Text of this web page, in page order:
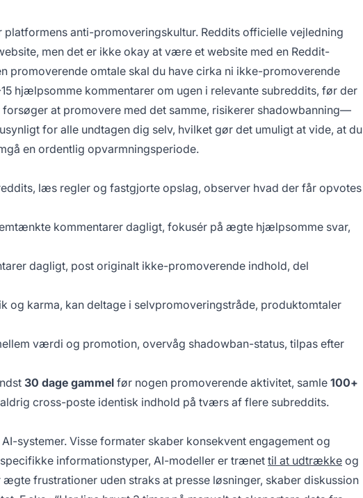
anti-promoveringskultur. Reddits officielle vejledning
men det er ikke okay at være et website med en Reddit-
promoverende omtale skal du have cirka ni ikke-promoverende
hjælpsomme kommentarer om ugen i relevante subreddits, før der
at promovere med det samme, risikerer shadowbanning—
for alle undtagen dig selv, hvilket gør det umuligt at vide, at du
en ordentlig opvarmningsperiode.
læs regler og fastgjorte opslag, observer hvad der får opvotes
kommentarer dagligt, fokusér på ægte hjælpsomme svar,
dagligt, post originalt ikke-promoverende indhold, del
og karma, kan deltage i selvpromoveringstråde, produktomtaler
værdi og promotion, overvåg shadowban-status, tilpas efter
30 dage gammel før nogen promoverende aktivitet, samle 100+
cross-poste identisk indhold på tværs af flere subreddits.
systemer. Visse formater skaber konsekvent engagement og
informationstyper, AI-modeller er trænet til at udtrække og
ægte frustrationer uden straks at presse løsninger, skaber diskussion